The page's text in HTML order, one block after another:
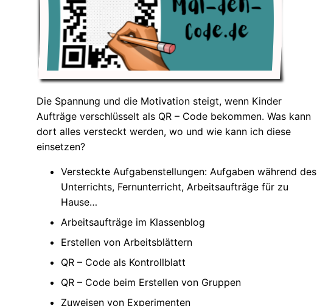
Die Spannung und die Motivation steigt, wenn Kinder
Aufträge verschlüsselt als QR – Code bekommen. Was kann
dort alles versteckt werden, wo und wie kann ich diese
einsetzen?
Versteckte Aufgabenstellungen: Aufgaben während des
Unterrichts, Fernunterricht, Arbeitsaufträge für zu
Hause
Arbeitsaufträge im Klassenblog
Erstellen von Arbeitsblättern
QR – Code als Kontrollblatt
QR – Code beim Erstellen von Gruppen
Zuweisen von Experimenten